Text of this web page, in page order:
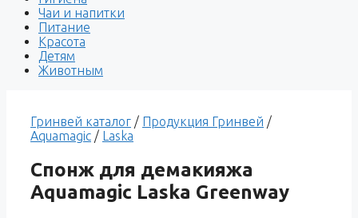
Чаи и напитки
Питание
Красота
Детям
Животным
Гринвей каталог / Продукция Гринвей /
Aquamagic / Laska
Спонж для демакияжа
Aquamagic Laska Greenway